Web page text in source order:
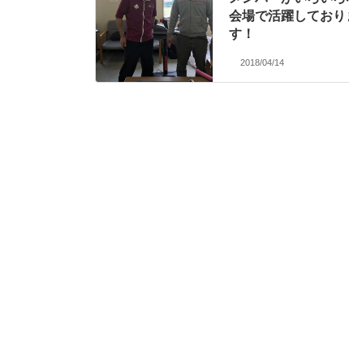
会場で活躍しており
す！
2018/04/14